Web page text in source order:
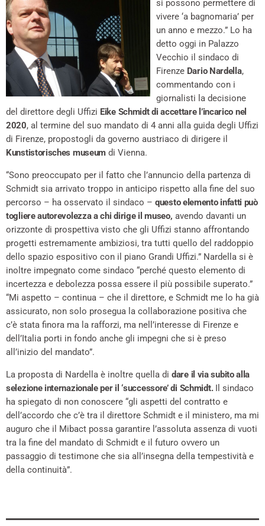
si possono permettere di
vivere ‘a bagnomaria’ per
un anno e mezzo.” Lo ha
detto oggi in Palazzo
Vecchio il sindaco di
Firenze Dario Nardella,
commentando con i
giornalisti la decisione
del direttore degli Uffizi Eike Schmidt di accettare l’incarico nel
2020, al termine del suo mandato di 4 anni alla guida degli Uffizi
di Firenze, propostogli da governo austriaco di dirigere il
Kunstistorisches museum di Vienna.
“Sono preoccupato per il fatto che l’annuncio della partenza di
Schmidt sia arrivato troppo in anticipo rispetto alla fine del suo
percorso – ha osservato il sindaco – questo elemento infatti può
togliere autorevolezza a chi dirige il museo, avendo davanti un
orizzonte di prospettiva visto che gli Uffizi stanno affrontando
progetti estremamente ambiziosi, tra tutti quello del raddoppio
dello spazio espositivo con il piano Grandi Uffizi.” Nardella si è
inoltre impegnato come sindaco “perché questo elemento di
incertezza e debolezza possa essere il più possibile superato.”
“Mi aspetto – continua – che il direttore, e Schmidt me lo ha già
assicurato, non solo prosegua la collaborazione positiva che
c’è stata finora ma la rafforzi, ma nell’interesse di Firenze e
dell’Italia porti in fondo anche gli impegni che si è preso
all’inizio del mandato”.
La proposta di Nardella è inoltre quella di dare il via subito alla
selezione internazionale per il ‘successore’ di Schmidt.Il sindaco
ha spiegato di non conoscere “gli aspetti del contratto e
dell’accordo che c’è tra il direttore Schmidt e il ministero, ma mi
auguro che il Mibact possa garantire l’assoluta assenza di vuoti
tra la fine del mandato di Schmidt e il futuro ovvero un
passaggio di testimone che sia all’insegna della tempestività e
della continuità”.